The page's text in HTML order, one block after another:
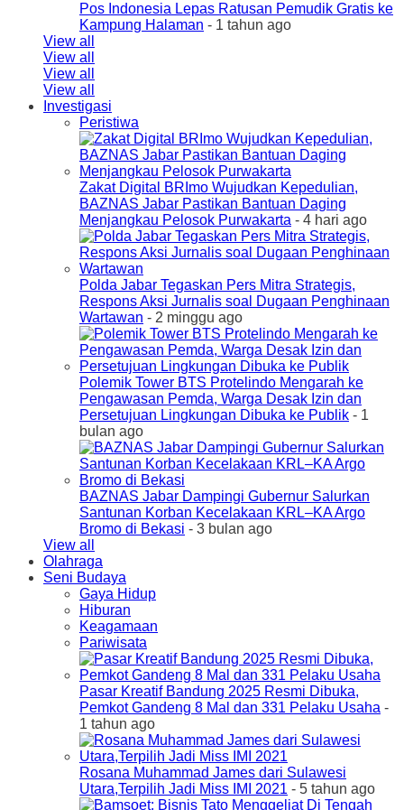
Pos Indonesia Lepas Ratusan Pemudik Gratis ke
Kampung Halaman - 1 tahun ago
View all
View all
View all
View all
Investigasi
Peristiwa
Zakat Digital BRImo Wujudkan Kepedulian,
BAZNAS Jabar Pastikan Bantuan Daging
Menjangkau Pelosok Purwakarta - 4 hari ago
Polda Jabar Tegaskan Pers Mitra Strategis,
Respons Aksi Jurnalis soal Dugaan Penghinaan
Wartawan - 2 minggu ago
Polemik Tower BTS Protelindo Mengarah ke
Pengawasan Pemda, Warga Desak Izin dan
Persetujuan Lingkungan Dibuka ke Publik - 1
bulan ago
BAZNAS Jabar Dampingi Gubernur Salurkan
Santunan Korban Kecelakaan KRL–KA Argo
Bromo di Bekasi - 3 bulan ago
View all
Olahraga
Seni Budaya
Gaya Hidup
Hiburan
Keagamaan
Pariwisata
Pasar Kreatif Bandung 2025 Resmi Dibuka,
Pemkot Gandeng 8 Mal dan 331 Pelaku Usaha -
1 tahun ago
Rosana Muhammad James dari Sulawesi
Utara,Terpilih Jadi Miss IMI 2021 - 5 tahun ago